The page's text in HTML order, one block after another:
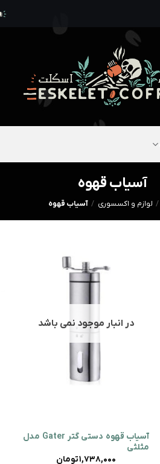
آسیاب قهوه
/ لوازم و اکسسوری / آسیاب قهوه
در انبار موجود نمی باشد
آسیاب قهوه دستی گتر Gater مدل
مثلثی
1,738,000تومان